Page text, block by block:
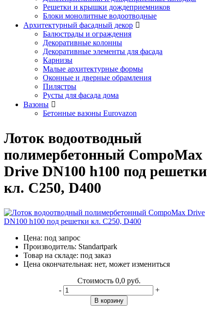
Решетки и крышки дождеприемников
Блоки монолитные водоотводные
Архитектурный фасадный декор
Балюстрады и ограждения
Декоративные колонны
Декоративные элементы для фасада
Карнизы
Малые архитектурные формы
Оконные и дверные обрамления
Пилястры
Русты для фасада дома
Вазоны
Бетонные вазоны Eurovazon
Лоток водоотводный
полимербетонный CompoMax
Drive DN100 h100 под решетки
кл. C250, D400
Цена: под запрос
Производитель: Standartpark
Товар на складе: под заказ
Цена окончательная: нет, может измениться
Стоимость 0,0 руб.
-
+
В корзину